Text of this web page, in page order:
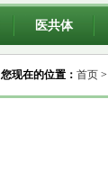
医共体
您现在的位置： 首页 >